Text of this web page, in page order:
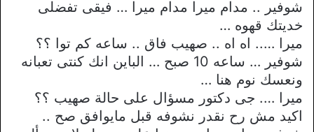
شوفير .. مدام ميرا مدام ميرا … فيقى تفضلى
خديتك قهوه …
ميرا ….. اه اه .. صهيب فاق .. ساعه كم توا ؟؟
شوفير … ساعه 10 صبح … الباين انك كنتى تعبانه
ونعسك نوم هنا …
ميرا …. جى دكتور مسؤال على حالة صهيب ؟؟
اكيد مش رح نقدر نشوفه قبل مايوافق صح ..